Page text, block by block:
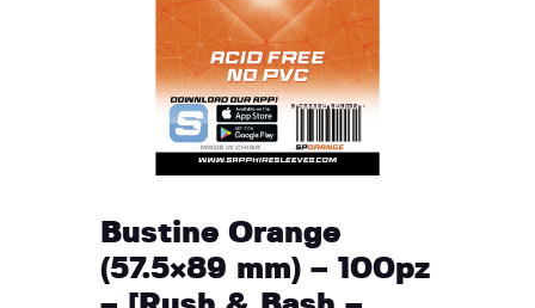
Bustine Orange
(57.5×89 mm) – 100pz